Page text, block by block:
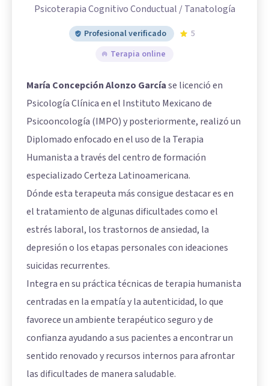
Psicoterapia Cognitivo Conductual / Tanatología
Profesional verificado
5
Terapia online
María Concepción Alonzo Garcíase licenció en
Psicología Clínica en el Instituto Mexicano de
Psicooncología (IMPO) y posteriormente, realizó un
Diplomado enfocado en el uso de la Terapia
Humanista a través del centro de formación
especializado Certeza Latinoamericana.
Dónde esta terapeuta más consigue destacar es en
el tratamiento de algunas dificultades como el
estrés laboral, los trastornos de ansiedad, la
depresión o los etapas personales con ideaciones
suicidas recurrentes.
Integra en su práctica técnicas de terapia humanista
centradas en la empatía y la autenticidad, lo que
favorece un ambiente terapéutico seguro y de
confianza ayudando a sus pacientes a encontrar un
sentido renovado y recursos internos para afrontar
las dificultades de manera saludable.